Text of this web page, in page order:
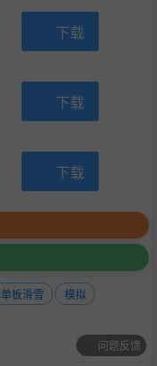
下载
下载
下载
单板滑雪
模拟
问题反馈